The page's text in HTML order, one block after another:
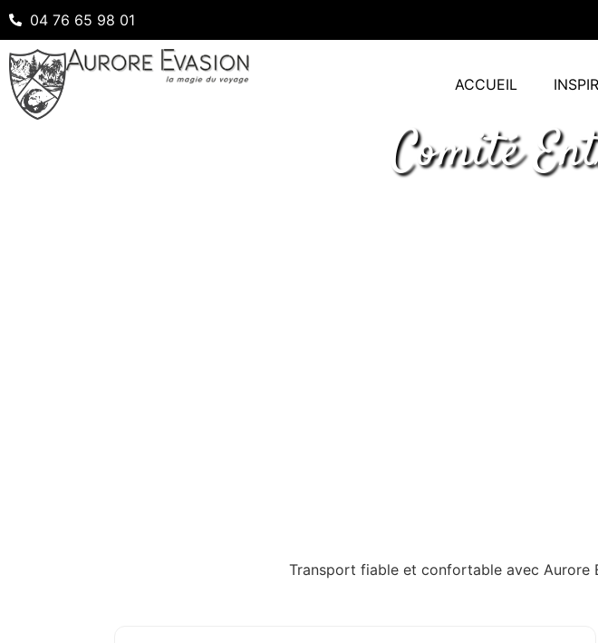
04 76 65 98 01
ACCUEIL
Comité
Transport fiable et confortable avec Aurore